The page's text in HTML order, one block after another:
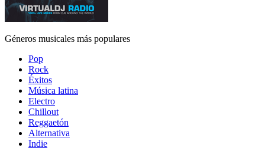
Géneros musicales más populares
Pop
Rock
Éxitos
Música latina
Electro
Chillout
Reggaetón
Alternativa
Indie